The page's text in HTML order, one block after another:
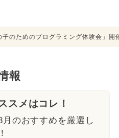
のためのプログラミング体験会」開
報
スメはコレ！
月のおすすめを厳選し